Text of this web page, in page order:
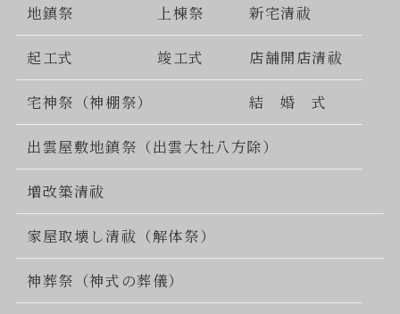
地鎮祭 上棟祭 新宅清祓
起工式 竣工式 店舗開店清祓
宅神祭（神棚祭） 結 婚 式
出雲屋敷地鎮祭（出雲大社八方除）
増改築清祓
家屋取壊し清祓（解体祭）
神葬祭（神式の葬儀）